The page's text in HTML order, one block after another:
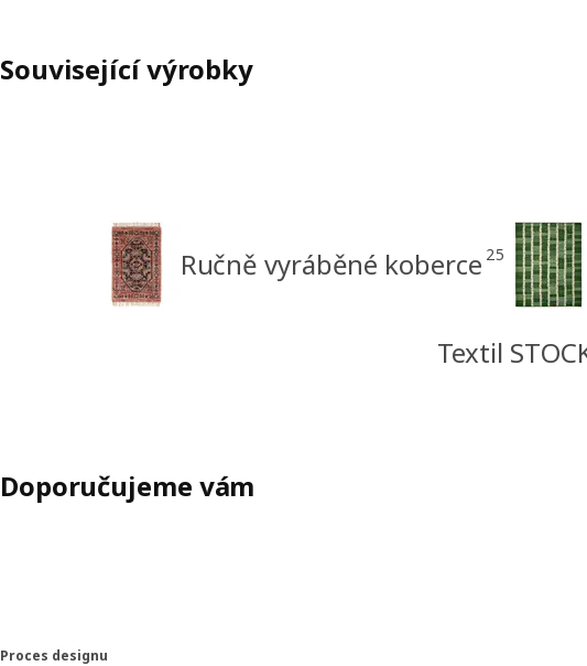
Související výrobky
Ručně vyráběné koberce 25
Textil
Doporučujeme vám
Proces designu